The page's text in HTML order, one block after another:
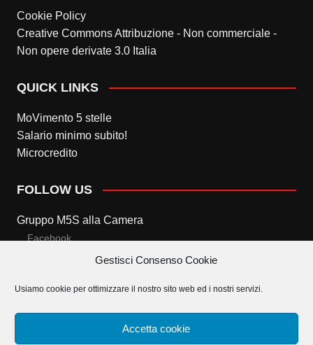
Gestisci Consenso Cookie
Usiamo cookie per ottimizzare il nostro sito web ed i nostri servizi.
Accetta cookie
Cookie Policy
Creative Commons Attribuzione - Non commerciale -
Non opere derivate 3.0 Italia
QUICK LINKS
MoVimento 5 stelle
Salario minimo subito!
Microcredito
FOLLOW US
Gruppo M5S alla Camera
Facebook